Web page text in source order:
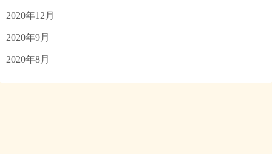
2020年12月
2020年9月
2020年8月